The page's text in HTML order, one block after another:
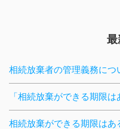
最
相続放棄者の管理義務につ
「相続放棄ができる期限
相続放棄ができる期限はあ